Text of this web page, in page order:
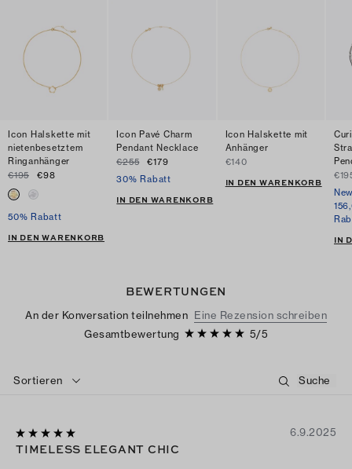
Icon Halskette mit
nietenbesetztem
Ringanhänger
€195
€98
50% Rabatt
IN DEN WARENKORB
Icon Pavé Charm
Pendant Necklace
€255
€179
30% Rabatt
IN DEN WARENKORB
Icon Halskette mit
Anhänger
€140
IN DEN WARENKORB
IN
BEWERTUNGEN
An der Konversation teilnehmen Eine Rezension schreiben
Gesamtbewertung
5/5
Sortieren
6.9.2025
TIMELESS ELEGANT CHIC